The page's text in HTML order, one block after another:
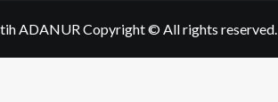
ADANUR Copyright © All rights reserved.